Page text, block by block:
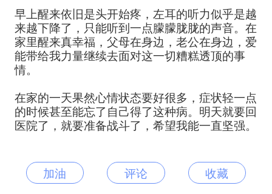
早上醒来依旧是头开始疼，左耳的听力似乎是越
来越下降了，只能听到一点朦朦胧胧的声音。在
家里醒来真幸福，父母在身边，老公在身边，爱
能带给我力量继续去面对这一切糟糕透顶的事
情。
在家的一天果然心情状态要好很多，症状轻一点
的时候甚至能忘了自己得了这种病。明天就要回
医院了，就要准备战斗了，希望我能一直坚强。
加油 评论 收藏